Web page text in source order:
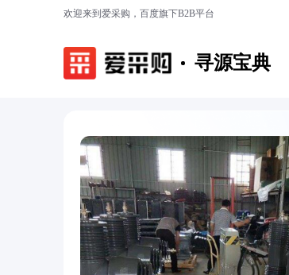
欢迎来到爱采购，百度旗下B2B平台
寻源宝典